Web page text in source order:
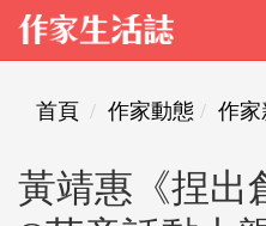
首頁 作家動態 作家
黃靖惠《捏出